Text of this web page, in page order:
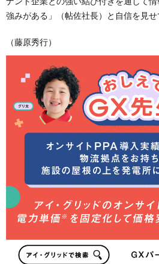
強みがある」（帖佐社長）と自信を見せ
（藤原秀行）